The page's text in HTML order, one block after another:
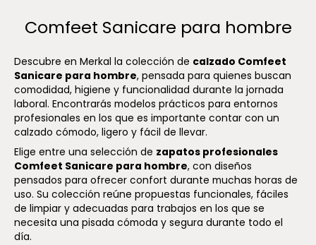
Comfeet Sanicare para hombre
Descubre en Merkal la colección de calzado Comfeet
Sanicare para hombre, pensada para quienes buscan
comodidad, higiene y funcionalidad durante la jornada
laboral. Encontrarás modelos prácticos para entornos
profesionales en los que es importante contar con un
calzado cómodo, ligero y fácil de llevar.
Elige entre una selección de zapatos profesionales
Comfeet Sanicare para hombre, con diseños
pensados para ofrecer confort durante muchas horas de
uso. Su colección reúne propuestas funcionales, fáciles
de limpiar y adecuadas para trabajos en los que se
necesita una pisada cómoda y segura durante todo el
día.